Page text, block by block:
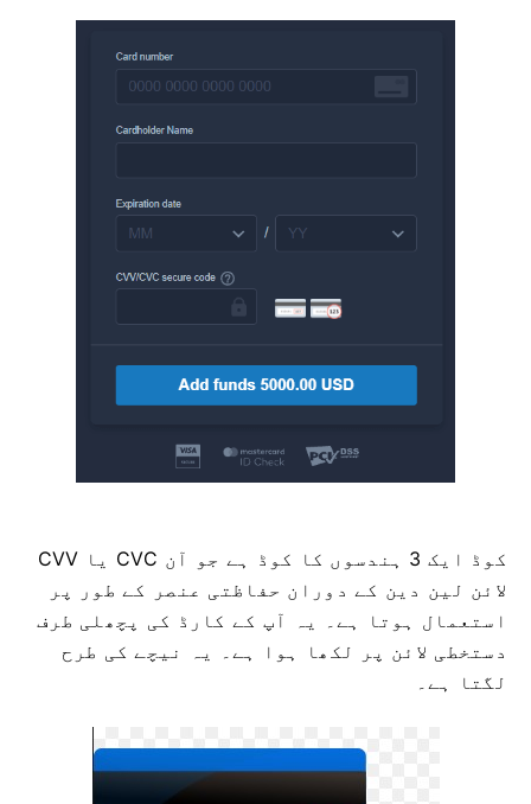
CVV یا СVС کوڈ ایک 3 ہندسوں کا کوڈ ہے جو آن
لائن لین دین کے دوران حفاظتی عنصر کے طور پر
استعمال ہوتا ہے۔ یہ آپ کے کارڈ کی پچھلی طرف
دستخطی لائن پر لکھا ہوا ہے۔ یہ نیچے کی طرح
لگتا ہے۔